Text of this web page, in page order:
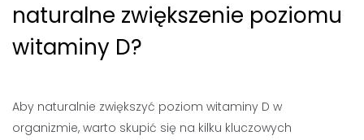
naturalne zwiększenie poziomu
witaminy D?
Aby naturalnie zwiększyć poziom witaminy D w
organizmie, warto skupić się na kilku kluczowych